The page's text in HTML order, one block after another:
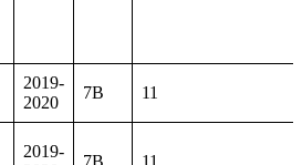
2019-
2020
7B 11
2019-
7B 11